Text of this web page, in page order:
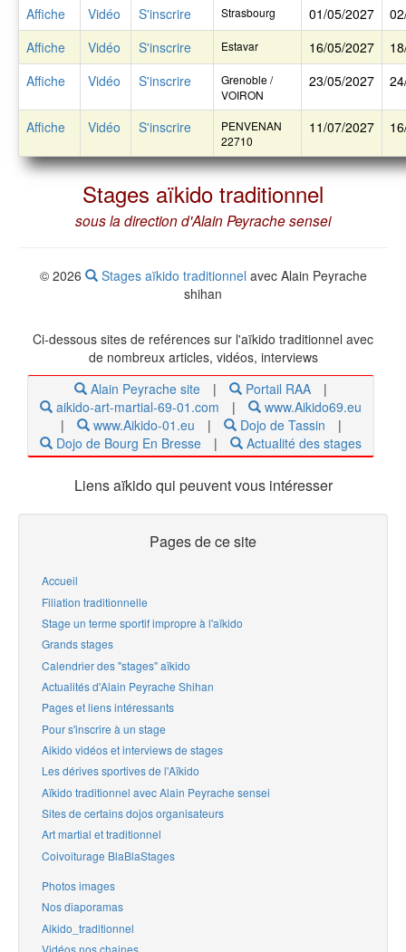
Affiche
Vidéo S'inscrire Strasbourg 01/05/2027
Affiche
Vidéo S'inscrire Estavar 16/05/2027
Affiche
Vidéo S'inscrire
Grenoble /
VOIRON
23/05/2027
Affiche Vidéo S'inscrire
PENVENAN
22710
11/07/2027
Stages aïkido traditionnel
sous la direction d'Alain Peyrache sensei
© 2026 Stages aïkido traditionnel avec Alain Peyrache
shihan
Ci-dessous sites de reférences sur l'aïkido traditionnel avec
de nombreux articles, vidéos, interviews
Alain Peyrache site
| Portail RAA
|
aikido-art-martial-69-01.com
|
www.Aikido69.eu
|
www.Aikido-01.eu | Dojo de Tassin
|
Dojo de Bourg En Bresse
| Actualité des stages
Liens aïkido qui peuvent vous intéresser
Pages de ce site
Accueil
Filiation traditionnelle
Stage un terme sportif impropre à l'aïkido
Grands stages
Calendrier des "stages" aïkido
Actualités d'Alain Peyrache Shihan
Pages et liens intéressants
Pour s'inscrire à un stage
Aikido vidéos et interviews de stages
Les dérives sportives de l'Aïkido
Aïkido traditionnel avec Alain Peyrache sensei
Sites de certains dojos organisateurs
Art martial et traditionnel
Coivoiturage BlaBlaStages
Photos images
Nos diaporamas
Aikido_traditionnel
Vidéos nos chaines